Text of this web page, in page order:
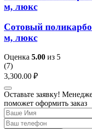
м, люкс
Сотовый
м, люкс
Оценка 5.00 из 5
(7)
3,300.00 ₽
Оставьте заявку!
поможет оформить заказ